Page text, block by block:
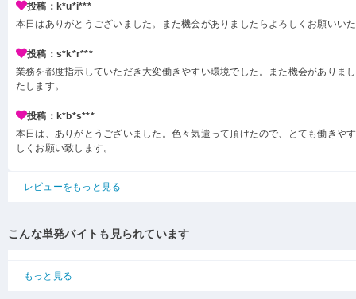
投稿：k*u*i***
本日はありがとうございました。また機会がありましたらよろしくお願いい
投稿：s*k*r***
業務を都度指示していただき大変働きやすい環境でした。また機会がありま
たします。
投稿：k*b*s***
本日は、ありがとうございました。色々気遣って頂けたので、とても働きや
しくお願い致します。
レビューをもっと見る
こんな単発バイトも見られています
もっと見る